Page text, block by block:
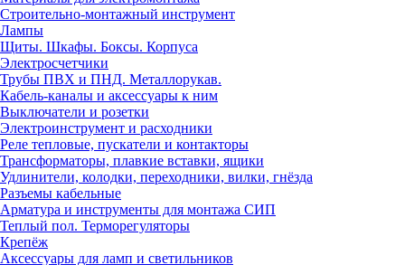
Строительно-монтажный инструмент
Лампы
Щиты. Шкафы. Боксы. Корпуса
Электросчетчики
Трубы ПВХ и ПНД. Металлорукав.
Кабель-каналы и аксессуары к ним
Выключатели и розетки
Электроинструмент и расходники
Реле тепловые, пускатели и контакторы
Трансформаторы, плавкие вставки, ящики
Удлинители, колодки, переходники, вилки, гнёзда
Разъемы кабельные
Арматура и инструменты для монтажа СИП
Теплый пол. Терморегуляторы
Крепёж
Аксессуары для ламп и светильников